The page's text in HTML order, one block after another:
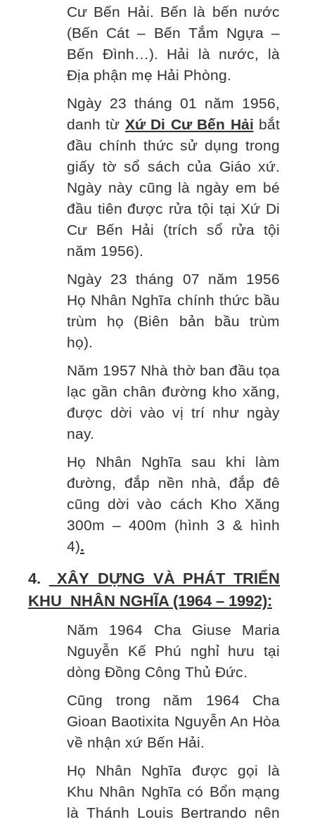
Cư Bến Hải. Bến là bến nước
(Bến Cát – Bến Tắm Ngựa –
Bến Đình…). Hải là nước, là
Địa phận mẹ Hải Phòng.
Ngày 23 tháng 01 năm 1956,
danh từ Xứ Di Cư Bến Hải bắt
đầu chính thức sử dụng trong
giấy tờ sổ sách của Giáo xứ.
Ngày này cũng là ngày em bé
đầu tiên được rửa tội tại Xứ Di
Cư Bến Hải (trích sổ rửa tội
năm 1956).
Ngày 23 tháng 07 năm 1956
Họ Nhân Nghĩa chính thức bầu
trùm họ (Biên bản bầu trùm
họ).
Năm 1957 Nhà thờ ban đầu tọa
lạc gần chân đường kho xăng,
được dời vào vị trí như ngày
nay.
Họ Nhân Nghĩa sau khi làm
đường, đắp nền nhà, đắp đê
cũng dời vào cách Kho Xăng
300m – 400m (hình 3 & hình
4).
4.
XÂY DỰNG VÀ PHÁT TRIỂN
KHU NHÂN NGHĨA (1964 – 1992):
Năm 1964 Cha Giuse Maria
Nguyễn Kế Phú nghỉ hưu tại
dòng Đồng Công Thủ Đức.
Cũng trong năm 1964 Cha
Gioan Baotixita Nguyễn An Hòa
về nhận xứ Bến Hải.
Họ Nhân Nghĩa được gọi là
Khu Nhân Nghĩa có Bổn mạng
là Thánh Louis Bertrando nên